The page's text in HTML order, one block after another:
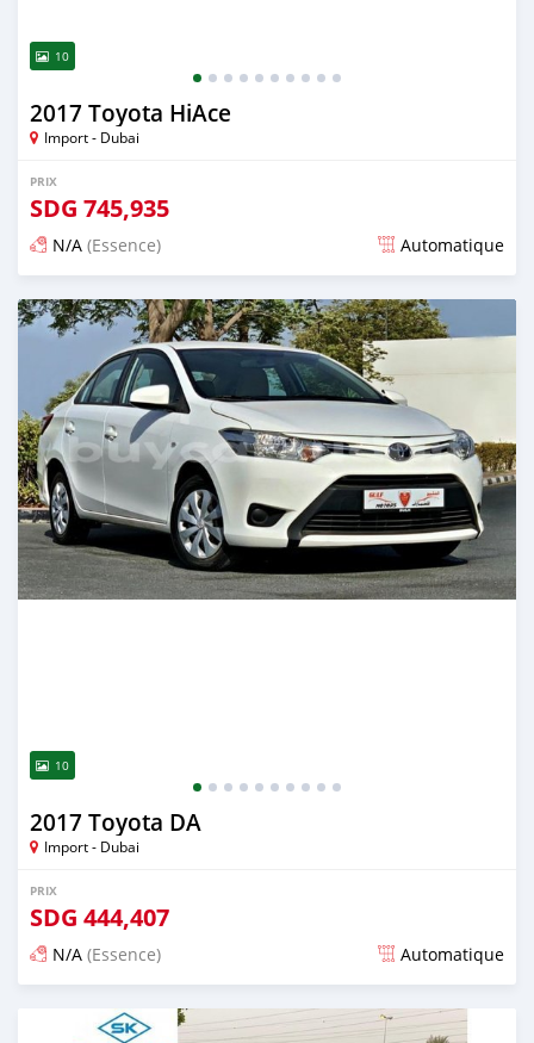
10
2017 Toyota HiAce
Import - Dubai
PRIX
SDG 745,935
N/A (Essence) Automatique
Publié il y a presque 6 ans
10
2017 Toyota DA
Import - Dubai
PRIX
SDG 444,407
N/A (Essence) Automatique
Publié il y a presque 6 ans